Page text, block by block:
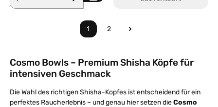
Seite
1
Seite
2
Cosmo Bowls – Premium Shisha Köpfe für
intensiven Geschmack
Die Wahl des richtigen Shisha-Kopfes ist entscheidend für ein
perfektes Raucherlebnis – und genau hier setzen dieCosmo